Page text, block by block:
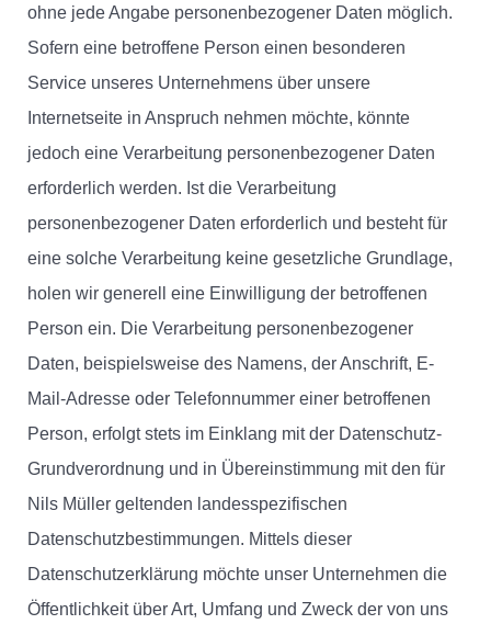
ohne jede Angabe personenbezogener Daten möglich.
Sofern eine betroffene Person einen besonderen
Service unseres Unternehmens über unsere
Internetseite in Anspruch nehmen möchte, könnte
jedoch eine Verarbeitung personenbezogener Daten
erforderlich werden. Ist die Verarbeitung
personenbezogener Daten erforderlich und besteht für
eine solche Verarbeitung keine gesetzliche Grundlage,
holen wir generell eine Einwilligung der betroffenen
Person ein. Die Verarbeitung personenbezogener
Daten, beispielsweise des Namens, der Anschrift, E-
Mail-Adresse oder Telefonnummer einer betroffenen
Person, erfolgt stets im Einklang mit der Datenschutz-
Grundverordnung und in Übereinstimmung mit den für
Nils Müller geltenden landesspezifischen
Datenschutzbestimmungen. Mittels dieser
Datenschutzerklärung möchte unser Unternehmen die
Öffentlichkeit über Art, Umfang und Zweck der von uns